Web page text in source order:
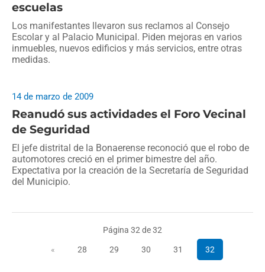
escuelas
Los manifestantes llevaron sus reclamos al Consejo
Escolar y al Palacio Municipal. Piden mejoras en varios
inmuebles, nuevos edificios y más servicios, entre otras
medidas.
Reanudó sus actividades el Foro Vecinal
de Seguridad
14 de marzo de 2009
El jefe distrital de la Bonaerense reconoció que el robo de
automotores creció en el primer bimestre del año.
Expectativa por la creación de la Secretaría de Seguridad
del Municipio.
Página 32 de 32
« 28 29 30 31 32